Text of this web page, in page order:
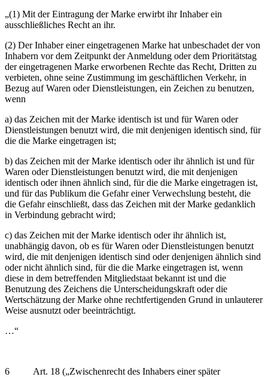
„(1) Mit der Eintragung der Marke erwirbt ihr Inhaber ein
ausschließliches Recht an ihr.
(2) Der Inhaber einer eingetragenen Marke hat unbeschadet der von
Inhabern vor dem Zeitpunkt der Anmeldung oder dem Prioritätstag
der eingetragenen Marke erworbenen Rechte das Recht, Dritten zu
verbieten, ohne seine Zustimmung im geschäftlichen Verkehr, in
Bezug auf Waren oder Dienstleistungen, ein Zeichen zu benutzen,
wenn
a) das Zeichen mit der Marke identisch ist und für Waren oder
Dienstleistungen benutzt wird, die mit denjenigen identisch sind, für
die die Marke eingetragen ist;
b) das Zeichen mit der Marke identisch oder ihr ähnlich ist und für
Waren oder Dienstleistungen benutzt wird, die mit denjenigen
identisch oder ihnen ähnlich sind, für die die Marke eingetragen ist,
und für das Publikum die Gefahr einer Verwechslung besteht, die
die Gefahr einschließt, dass das Zeichen mit der Marke gedanklich
in Verbindung gebracht wird;
c) das Zeichen mit der Marke identisch oder ihr ähnlich ist,
unabhängig davon, ob es für Waren oder Dienstleistungen benutzt
wird, die mit denjenigen identisch sind oder denjenigen ähnlich sind
oder nicht ähnlich sind, für die die Marke eingetragen ist, wenn
diese in dem betreffenden Mitgliedstaat bekannt ist und die
Benutzung des Zeichens die Unterscheidungskraft oder die
Wertschätzung der Marke ohne rechtfertigenden Grund in unlauterer
Weise ausnutzt oder beeinträchtigt.
…“
6 Art. 18 („Zwischenrecht des Inhabers einer später